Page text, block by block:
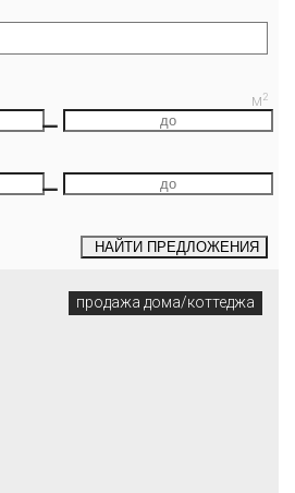
М 2
—
—
НАЙТИ ПРЕДЛОЖЕНИЯ
продажа дома/коттеджа